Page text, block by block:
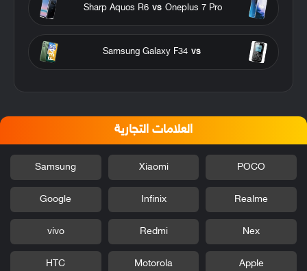
Oneplus 7 Pro
vs
Sharp Aquos R6
vs
Samsung Galaxy F34
العلامات التجارية
POCO
Xiaomi
Samsung
Realme
Infinix
Google
Nex
Redmi
vivo
Apple
Motorola
HTC